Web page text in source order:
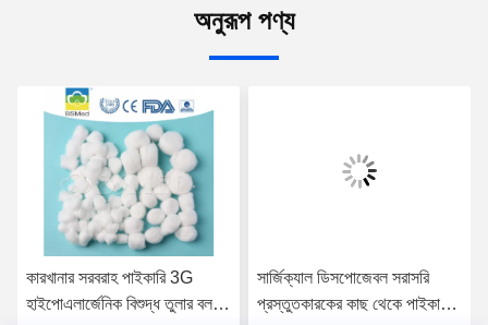
অনুরূপ পণ্য
কারখানার সরবরাহ পাইকারি 3G
হাইপোএলার্জেনিক বিশুদ্ধ তুলার বল
সার্জিক্যাল ডিসপোজেবল সরাসরি
প্রস্তুতকারকের কাছ থেকে পাইকারি,